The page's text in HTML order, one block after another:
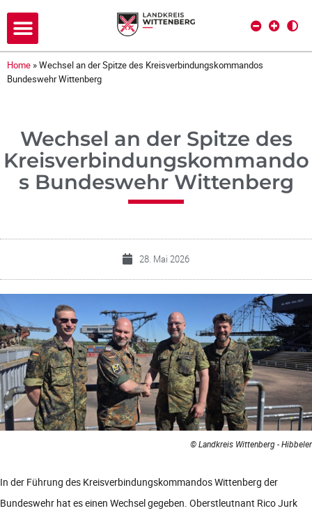
Home »Wechsel an der Spitze des Kreisverbindungskommandos
Bundeswehr Wittenberg
Wechsel an der Spitze des
Kreisverbindungskommando
s Bundeswehr Wittenberg
28. Mai 2026
© Landkreis Wittenberg - Hibbeler
In der Führung des Kreisverbindungskommandos Wittenberg der
Bundeswehr hat es einen Wechsel gegeben. Oberstleutnant Rico Jurk